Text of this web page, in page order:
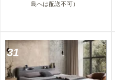
島へは配送不可）
31